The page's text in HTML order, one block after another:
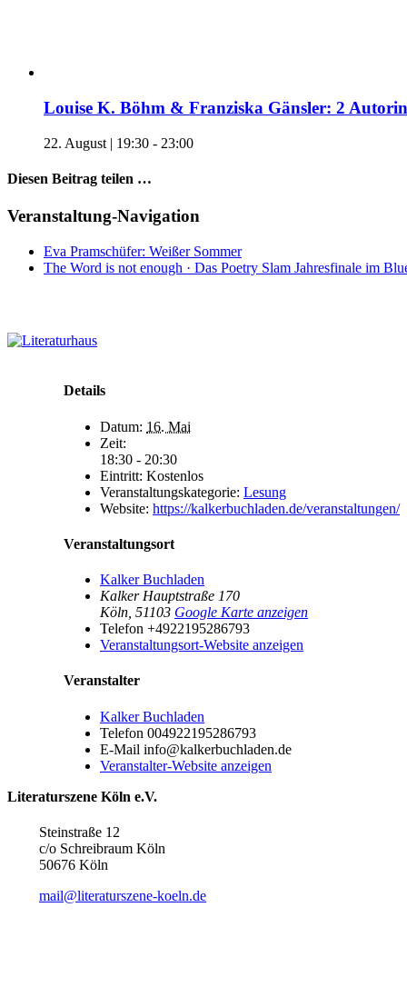
Louise K. Böhm & Franziska Gänsler: 2
22. August | 19:30 - 23:00
Diesen Beitrag teilen …
Facebook
X
WhatsApp
Pinterest
E-
Veranstaltung-Navigation
Eva Pramschüfer: Weißer Sommer
The Word is not enough · Das Poetry Slam Jahresfinale im
Details
Datum: 16. Mai
Zeit:
18:30 - 20:30
Eintritt: Kostenlos
Veranstaltungskategorie: Lesung
Website: https://kalkerbuchladen.de/veranstaltungen/
Veranstaltungsort
Kalker Buchladen
Kalker Hauptstraße 170
Köln 51103 Google Karte anzeigen
Telefon +4922195286793
Veranstaltungsort-Website anzeigen
Veranstalter
Kalker Buchladen
Telefon 004922195286793
E-Mail info@kalkerbuchladen.de
Veranstalter-Website anzeigen
Literaturszene Köln e.V.
Steinstraße 12
c/o Schreibraum Köln
50676 Köln
mail@literaturszene-koeln.de